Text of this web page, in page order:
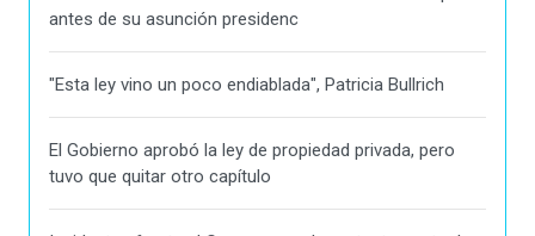
antes de su asunción presidenc
"Esta ley vino un poco endiablada", Patricia Bullrich
El Gobierno aprobó la ley de propiedad privada, pero
tuvo que quitar otro capítulo